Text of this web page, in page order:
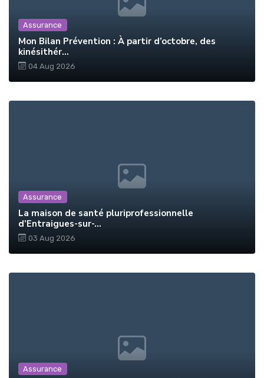
Assurance
Mon Bilan Prévention : À partir d’octobre, des
kinésithér...
04 Aug 2026
Assurance
La maison de santé pluriprofessionnelle
d’Entraigues-sur-...
03 Aug 2026
Assurance